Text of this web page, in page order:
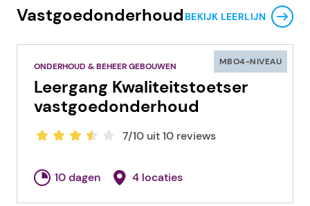
VastgoedonderhoudBEKIJK LEERLIJN
MBO4-NIVEAU
ONDERHOUD & BEHEER GEBOUWEN
Leergang Kwaliteitstoetser
vastgoedonderhoud
7/10 uit 10 reviews
10 dagen 4 locaties